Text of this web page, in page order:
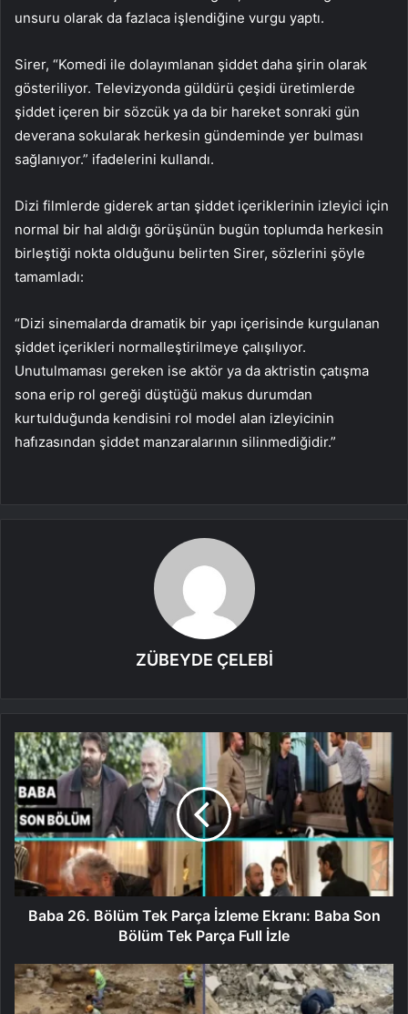
unsuru olarak da fazlaca işlendiğine vurgu yaptı.
Sirer, “Komedi ile dolayımlanan şiddet daha şirin olarak
gösteriliyor. Televizyonda güldürü çeşidi üretimlerde
şiddet içeren bir sözcük ya da bir hareket sonraki gün
deverana sokularak herkesin gündeminde yer bulması
sağlanıyor.” ifadelerini kullandı.
Dizi filmlerde giderek artan şiddet içeriklerinin izleyici için
normal bir hal aldığı görüşünün bugün toplumda herkesin
birleştiği nokta olduğunu belirten Sirer, sözlerini şöyle
tamamladı:
“Dizi sinemalarda dramatik bir yapı içerisinde kurgulanan
şiddet içerikleri normalleştirilmeye çalışılıyor.
Unutulmaması gereken ise aktör ya da aktristin çatışma
sona erip rol gereği düştüğü makus durumdan
kurtulduğunda kendisini rol model alan izleyicinin
hafızasından şiddet manzaralarının silinmediğidir.”
ZÜBEYDE ÇELEBİ
Baba 26. Bölüm Tek Parça İzleme Ekranı: Baba Son
Bölüm Tek Parça Full İzle